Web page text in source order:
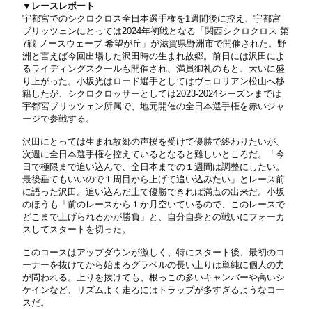
▼レースレポート
宇都宮でのシクロクロス全日本選手権を1週間後に控え、宇都宮
ブリッツェンにとっては2024年初戦となる「関西シクロクロス 第
7戦 ノースウェーブ 希望が丘」が滋賀県野洲市で開催された。野
洲と言えば今回出場した沢田時の生まれ故郷。前日には沢田によ
るライディングスクールも開催され、満員御礼のもと、大いに盛
り上がった。小坂光はロード選手としてはヴェロリアン松山へ移
籍したが、シクロクロッサーとしては2023-2024シーズンまでは
宇都宮ブリッツェン所属で、地元開催の全日本選手権を赤いジャ
ージで参戦する。
沢田にとっては生まれ故郷の声援を受けて優勝で終わりたいが、
次週に全日本選手権を控えているとなると難しいところだ。「今
日で極限まで追い込んで、全日本までの１週間は調整にしたい。
最後垂てもいいので１周目から上げて追い込みたい」とレース前
に語った沢田。追い込んだ上で優勝できれば満点の出来だ。小坂
のほうも「前のレースから１か月空いているので、このレースで
どこまで上げられるかが勝負」と、自分自身との戦いにフォーカ
スしてスタートを切った。
このコースはアップダウンが激しく、特にスタート後、最初のコ
ーナーを抜けてから始まるグラベルの長い上りは単純に個人の力
が問われる。上りを抜けても、根っこの多いキャンバーや高いシ
ケインなど、リズムよく走るにはトラップが多すぎるようなコー
スだ。